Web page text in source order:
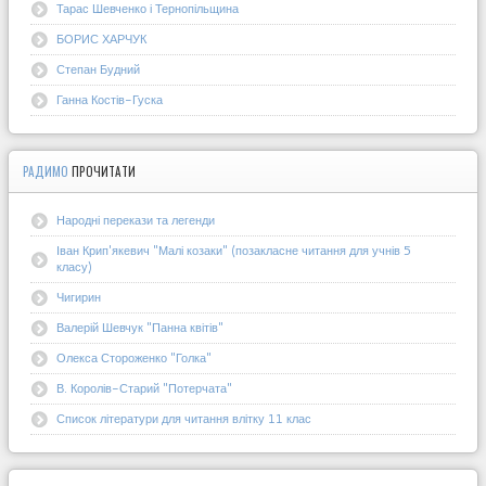
Тарас Шевченко і Тернопільщина
БОРИС ХАРЧУК
Степан Будний
Ганна Костів-Гуска
РАДИМО ПРОЧИТАТИ
Народні перекази та легенди
Іван Крип'якевич "Малі козаки" (позакласне читання для учнів 5
класу)
Чигирин
Валерій Шевчук "Панна квітів"
Олекса Стороженко "Голка"
В. Королів-Старий "Потерчата"
Список літератури для читання влітку 11 клас